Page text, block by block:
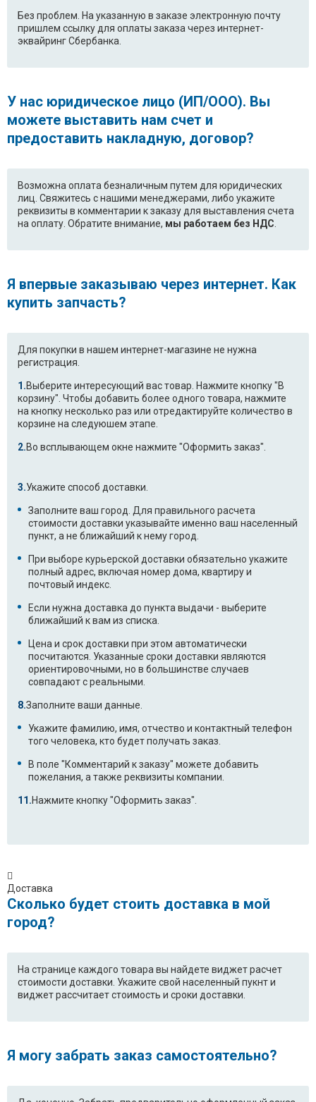
LG F1091QD
LG F10B9LD LG F10C3LD
LG F1220ND LG F1220NDP5
LG F1222NDP
LG F1256MDP LG F1256QD
LG F1280ND5 LG F1280NDS
LG F1280NDS5 LG F1281ND
LG F1292QD
LG F12A8HD5 LG F12A8HDS
LG F12A8HDS5 LG F12A8NDS
LG F12B8ND LG F12B8ND1
LG F12B9LD
LG F1406TDSR6 LG F1406TDSR7
LG F1406TDSRB LG F1406TDSRU
LG F1409TDS
LG F8056LDP LG F8068LD
LG F8068LD9 LG F8088LD
LG F8091LD LG F8092MD
LG F80B9LD
LG WD 10302 NUP LG WD-10130NP
LG WD-10130NUP LG WD-10130TUP
LG WD-10150NUP LG WD-10150SUP
LG WD-10154TP LG WD-10155NU
LG WD-10155NUP
LG WD-10160NP LG WD-10160NUP
LG WD-10160SP LG WD-10160SUP
LG WD-10160TP
Без проблем. На указанную в заказе электронную почту
пришлем ссылку для оплаты заказа через интернет-
эквайринг Сбербанка.
У нас юридическое лицо (ИП/ООО). Вы
можете выставить нам счет и
предоставить накладную, договор?
Возможна оплата безналичным путем для юридических
лиц. Свяжитесь с нашими менеджерами, либо укажите
реквизиты в комментарии к заказу для выставления счета
на оплату. Обратите внимание, мы работаем без НДС.
Я впервые заказываю через интернет. Как
купить запчасть?
Для покупки в нашем интернет-магазине не нужна
регистрация.
Выберите интересующий вас товар. Нажмите кнопку "В
корзину". Чтобы добавить более одного товара, нажмите
на кнопку несколько раз или отредактируйте количество в
корзине на следуюшем этапе.
Во всплывающем окне нажмите "Оформить заказ".
Укажите способ доставки.
Заполните ваш город. Для правильного расчета
стоимости доставки указывайте именно ваш населенный
пункт, а не ближайший к нему город.
При выборе курьерской доставки обязательно укажите
полный адрес, включая номер дома, квартиру и
почтовый индекс.
Если нужна доставка до пункта выдачи - выберите
ближайший к вам из списка.
Цена и срок доставки при этом автоматически
посчитаются. Указанные сроки доставки являются
ориентировочными, но в большинстве случаев
совпадают с реальными.
Заполните ваши данные.
Укажите фамилию, имя, отчество и контактный телефон
того человека, кто будет получать заказ.
В поле "Комментарий к заказу" можете добавить
пожелания, а также реквизиты компании.
Нажмите кнопку "Оформить заказ".
Доставка
Сколько будет стоить доставка в мой
город?
На странице каждого товара вы найдете виджет расчет
стоимости доставки. Укажите свой населенный пукнт и
виджет рассчитает стоимость и сроки доставки.
Я могу забрать заказ самостоятельно?